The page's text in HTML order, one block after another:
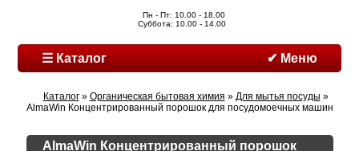
Пн - Пт: 10.00 - 18.00
Суббота: 10.00 - 14.00
☰ Каталог ✔ Меню
Каталог» Органическая бытовая химия » Для мытья посуды »
AlmaWin Концентрированный порошок для посудомоечных машин
AlmaWin Концентрированный порошок